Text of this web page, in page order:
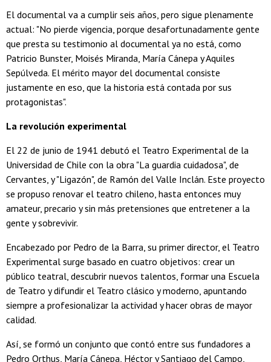
El documental va a cumplir seis años, pero sigue plenamente
actual: "No pierde vigencia, porque desafortunadamente gente
que presta su testimonio al documental ya no está, como
Patricio Bunster, Moisés Miranda, María Cánepa y Aquiles
Sepúlveda. El mérito mayor del documental consiste
justamente en eso, que la historia está contada por sus
protagonistas".
La revolución experimental
El 22 de junio de 1941 debutó el Teatro Experimental de la
Universidad de Chile con la obra "La guardia cuidadosa", de
Cervantes, y "Ligazón", de Ramón del Valle Inclán. Este proyecto
se propuso renovar el teatro chileno, hasta entonces muy
amateur, precario y sin más pretensiones que entretener a la
gente y sobrevivir.
Encabezado por Pedro de la Barra, su primer director, el Teatro
Experimental surge basado en cuatro objetivos: crear un
público teatral, descubrir nuevos talentos, formar una Escuela
de Teatro y difundir el Teatro clásico y moderno, apuntando
siempre a profesionalizar la actividad y hacer obras de mayor
calidad.
Así, se formó un conjunto que contó entre sus fundadores a
Pedro Orthus, María Cánepa, Héctor y Santiago del Campo,